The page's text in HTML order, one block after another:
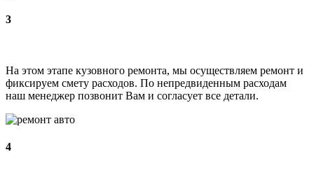
3
На этом этапе кузовного ремонта, мы осуществляем ремонт и
фиксируем смету расходов. По непредвиденным расходам
наш менеджер позвонит Вам и согласует все детали.
4